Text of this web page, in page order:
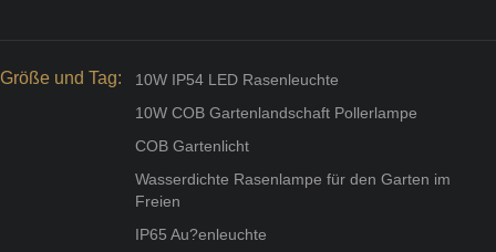
Größe und Tag:
10W IP54 LED Rasenleuchte
10W COB Gartenlandschaft Pollerlampe
COB Gartenlicht
Wasserdichte Rasenlampe für den Garten im
Freien
IP65 Au?enleuchte